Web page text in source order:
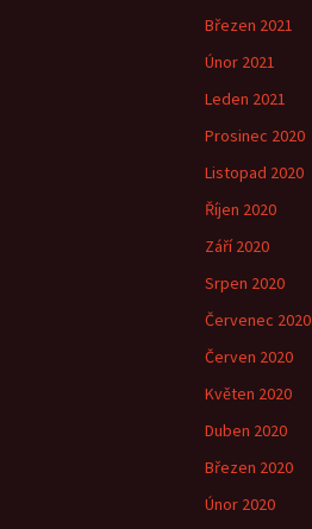
Březen 2021
Únor 2021
Leden 2021
Prosinec 2020
Listopad 2020
Říjen 2020
Září 2020
Srpen 2020
Červenec 2020
Červen 2020
Květen 2020
Duben 2020
Březen 2020
Únor 2020